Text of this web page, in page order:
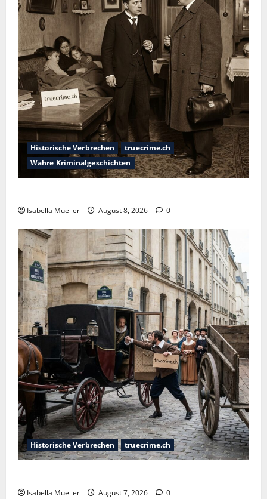
Historische Verbrechen
truecrime.ch
Wahre Kriminalgeschichten
Isabella Mueller August 8, 2026 0
Historische Verbrechen truecrime.ch
Isabella Mueller August 7, 2026 0